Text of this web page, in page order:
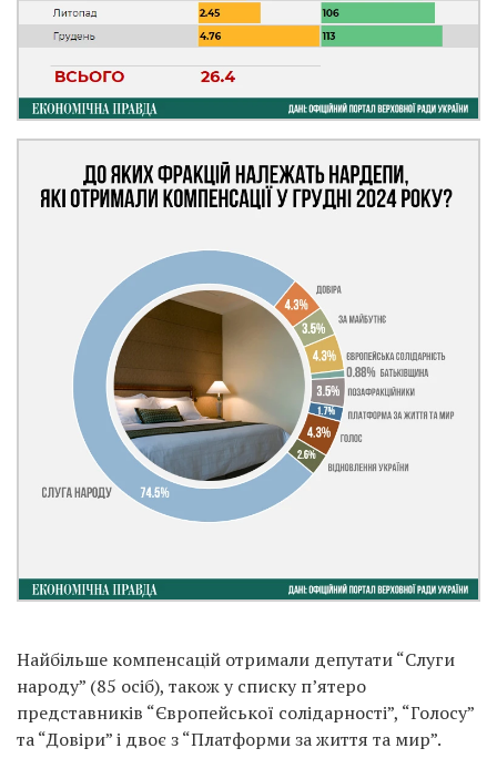
Найбільше компенсацій отримали депутати “Слуги
народу” (85 осіб), також у списку п’ятеро
представників “Європейської солідарності”, “Голосу”
та “Довіри” і двоє з “Платформи за життя та мир”.